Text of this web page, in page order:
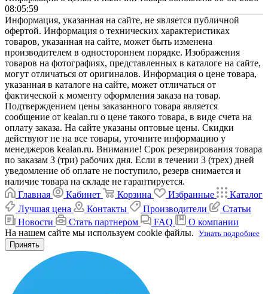
08:05:59
Информация, указанная на сайте, не является публичной
офертой. Информация о технических характеристиках
товаров, указанная на сайте, может быть изменена
производителем в одностороннем порядке. Изображения
товаров на фотографиях, представленных в каталоге на сайте,
могут отличаться от оригиналов. Информация о цене товара,
указанная в каталоге на сайте, может отличаться от
фактической к моменту оформления заказа на товар.
Подтверждением цены заказанного товара является
сообщение от kealan.ru о цене такого товара, в виде счета на
оплату заказа. На сайте указаны оптовые цены. Скидки
действуют не на все товары, уточните информацию у
менеджеров kealan.ru. Внимание! Срок резервирования товара
по заказам 3 (три) рабочих дня. Если в течении 3 (трех) дней
уведомление об оплате не поступило, резерв снимается и
наличие товара на складе не гарантируется.
Главная
Кабинет Корзина Избранные
Каталог
Лучшая цена
Контакты Производители
Статьи
Новости
Стать партнером FAQ
О компании
На нашем сайте мы используем cookie файлы. Узнать подробнее
Принять